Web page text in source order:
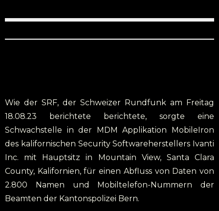
Wie der SRF, der Schweizer Rundfunk am Freitag
18.08.23 berichtete berichtete, sorgte eine
Schwachstelle in der MDM Applikation MobileIron
des kalifornischen Security Softwareherstellers Ivanti
Inc. mit Hauptsitz in Mountain View, Santa Clara
County, Kalifornien, für einen Abfluss von Daten von
2.800 Namen und Mobiltelefon-Nummern der
Beamten der Kantonspolizei Bern.